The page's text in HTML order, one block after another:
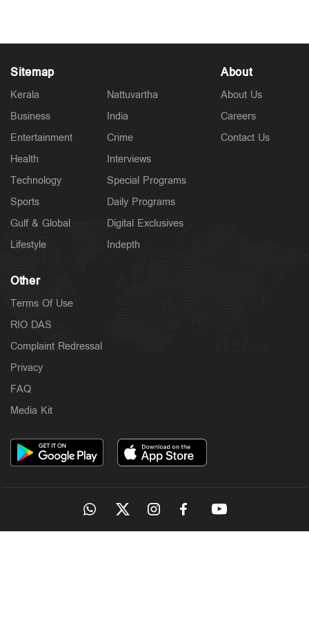
Sitemap
Kerala
Business
Entertainment
Health
Technology
Sports
Gulf & Global
Lifestyle
Nattuvartha
India
Crime
Interviews
Special Programs
Daily Programs
Digital Exclusives
Indepth
About
About Us
Careers
Contact Us
Other
Terms Of Use
RIO DAS
Complaint Redressal
Privacy
FAQ
Media Kit